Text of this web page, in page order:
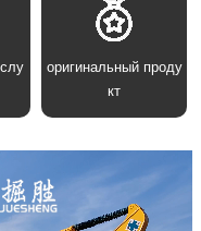
оригинальный проду
кт